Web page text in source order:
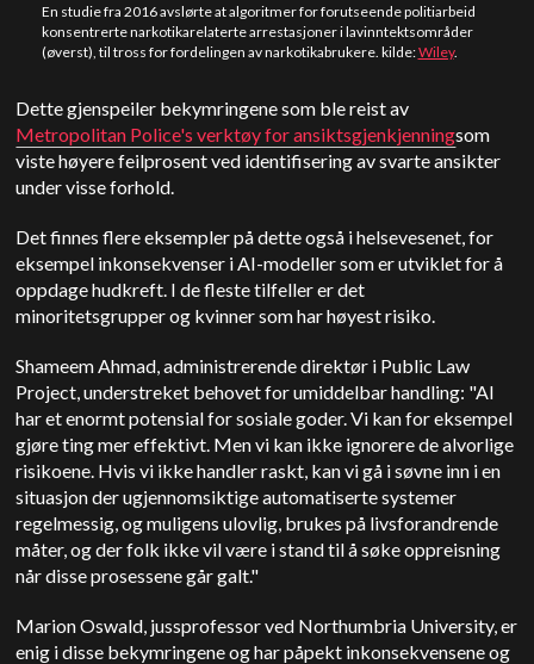
En studie fra 2016 avslørte at algoritmer for forutseende politiarbeid
konsentrerte narkotikarelaterte arrestasjoner i lavinntektsområder
(øverst), til tross for fordelingen av narkotikabrukere. kilde:Wiley.
Dette gjenspeiler bekymringene som ble reist av
Metropolitan Police's verktøy for ansiktsgjenkjenningsom
viste høyere feilprosent ved identifisering av svarte ansikter
under visse forhold.
Det finnes flere eksempler på dette også i helsevesenet, for
eksempel inkonsekvenser i AI-modeller som er utviklet for å
oppdage hudkreft. I de fleste tilfeller er det
minoritetsgrupper og kvinner som har høyest risiko.
Shameem Ahmad, administrerende direktør i Public Law
Project, understreket behovet for umiddelbar handling: "AI
har et enormt potensial for sosiale goder. Vi kan for eksempel
gjøre ting mer effektivt. Men vi kan ikke ignorere de alvorlige
risikoene. Hvis vi ikke handler raskt, kan vi gå i søvne inn i en
situasjon der ugjennomsiktige automatiserte systemer
regelmessig, og muligens ulovlig, brukes på livsforandrende
måter, og der folk ikke vil være i stand til å søke oppreisning
når disse prosessene går galt."
Marion Oswald, jussprofessor ved Northumbria University, er
enig i disse bekymringene og har påpekt inkonsekvensene og